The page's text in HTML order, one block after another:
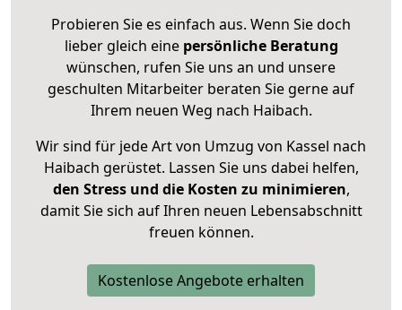
Probieren Sie es einfach aus. Wenn Sie doch
lieber gleich eine persönliche Beratung
wünschen, rufen Sie uns an und unsere
geschulten Mitarbeiter beraten Sie gerne auf
Ihrem neuen Weg nach Haibach.
Wir sind für jede Art von Umzug von Kassel nach
Haibach gerüstet. Lassen Sie uns dabei helfen,
den Stress und die Kosten zu minimieren,
damit Sie sich auf Ihren neuen Lebensabschnitt
freuen können.
Kostenlose Angebote erhalten